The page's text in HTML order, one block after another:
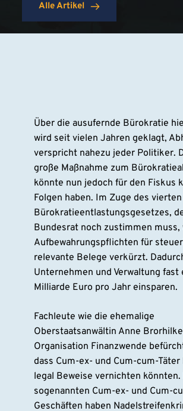
Alle Artikel
Über die ausufernde Bürokratie
wird seit vielen Jahren geklagt,
verspricht nahezu jeder Politiker.
große Maßnahme zum
könnte nun jedoch für den Fiskus
Folgen haben. Im Zuge des vierten
Bürokratieentlastungsgesetzes,
Bundesrat noch zustimmen muss,
Aufbewahrungspflichten für
relevante Belege verkürzt.
Unternehmen und Verwaltung fast
Milliarde Euro pro Jahr einsparen.
Fachleute wie die ehemalige
Oberstaatsanwältin Anne
Organisation Finanzwende
dass Cum-ex- und Cum-cum-
legal Beweise vernichten
sogenannten Cum-ex- und Cum-
Geschäften haben